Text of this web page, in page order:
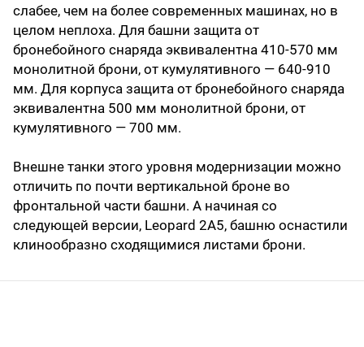
слабее, чем на более современных машинах, но в
целом неплоха. Для башни защита от
бронебойного снаряда эквивалентна 410-570 мм
монолитной брони, от кумулятивного — 640-910
мм. Для корпуса защита от бронебойного снаряда
эквивалентна 500 мм монолитной брони, от
кумулятивного — 700 мм.
Внешне танки этого уровня модернизации можно
отличить по почти вертикальной броне во
фронтальной части башни. А начиная со
следующей версии, Leopard 2А5, башню оснастили
клинообразно сходящимися листами брони.